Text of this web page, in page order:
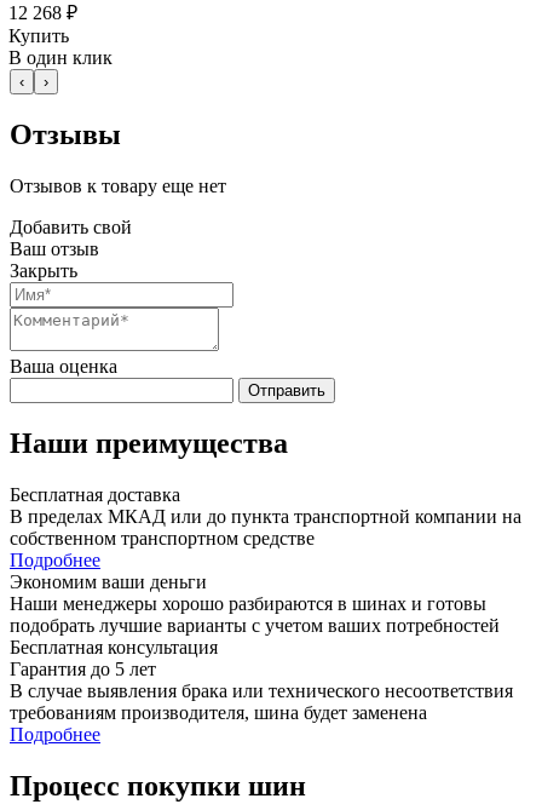
12 268 ₽
Купить
В один клик
‹ ›
Отзывы
Отзывов к товару еще нет
Добавить свой
Ваш отзыв
Закрыть
Ваша оценка
Отправить
Наши преимущества
Бесплатная доставка
В пределах МКАД или до пункта транспортной компании на
собственном транспортном средстве
Подробнее
Экономим ваши деньги
Наши менеджеры хорошо разбираются в шинах и готовы
подобрать лучшие варианты с учетом ваших потребностей
Бесплатная консультация
Гарантия до 5 лет
В случае выявления брака или технического несоответствия
требованиям производителя, шина будет заменена
Подробнее
Процесс покупки шин